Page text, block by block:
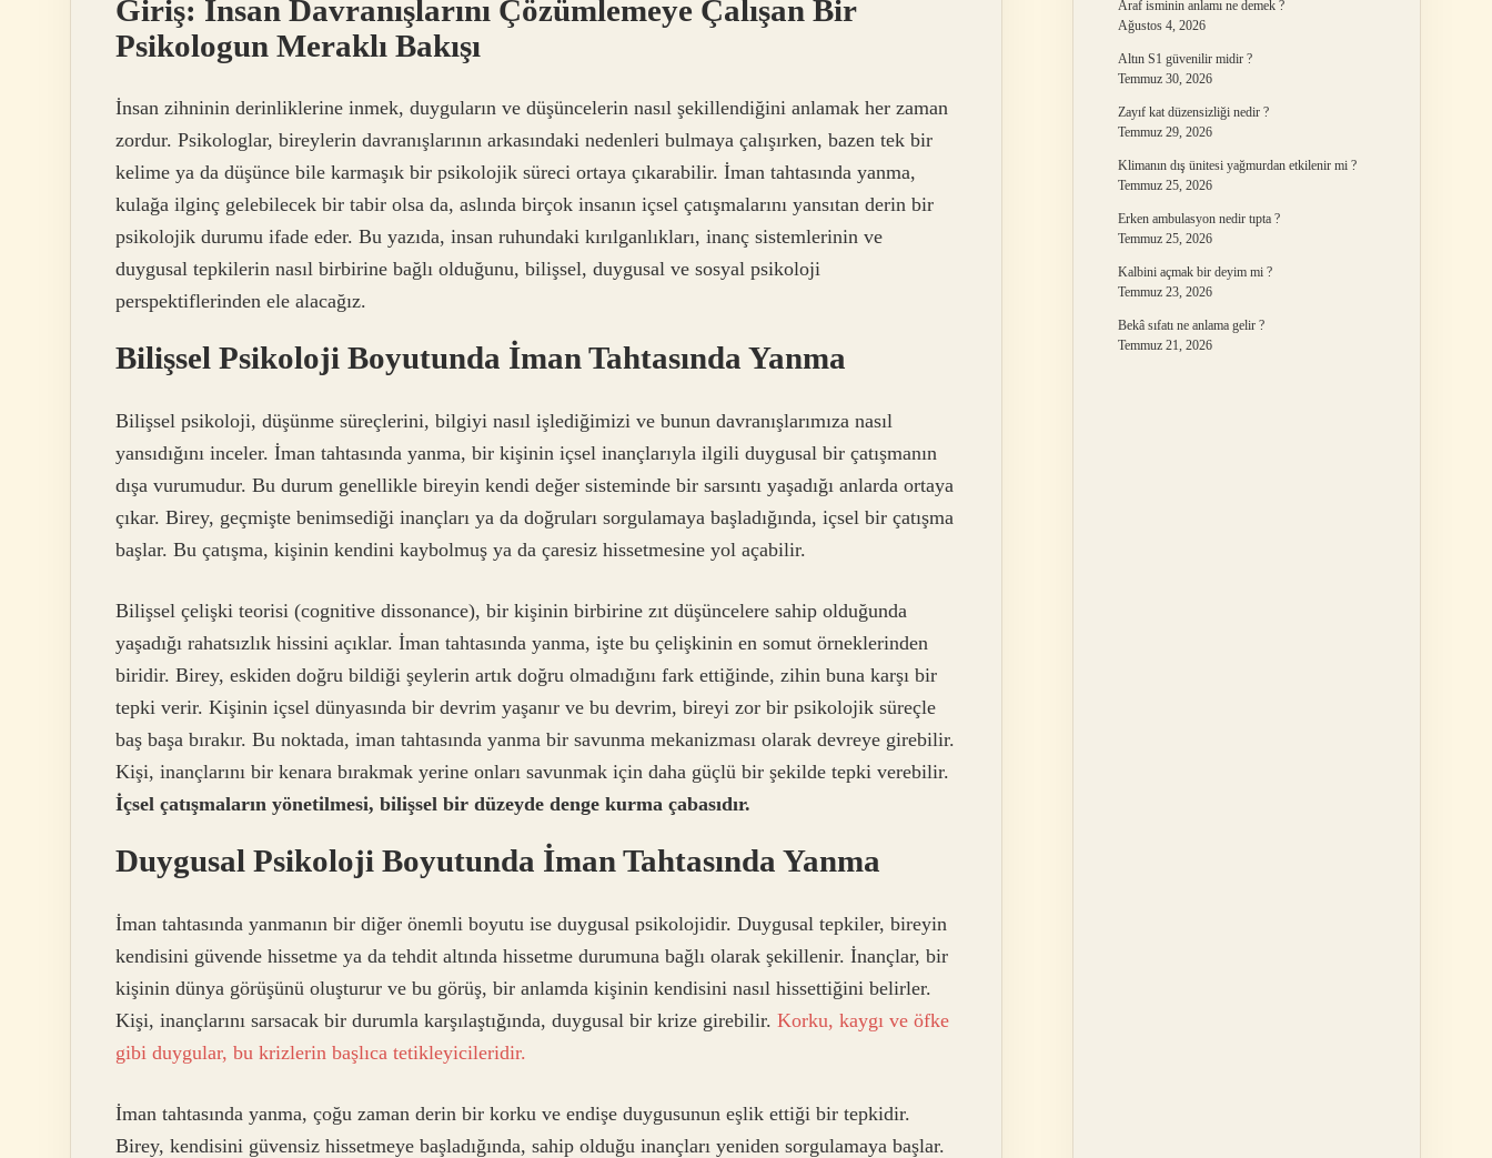
Giriş: İnsan Davranışlarını Çözümlemeye Çalışan Bir
Psikologun Meraklı Bakışı
İnsan zihninin derinliklerine inmek, duyguların ve düşüncelerin nasıl şekillendiğini anlamak her zaman
zordur. Psikologlar, bireylerin davranışlarının arkasındaki nedenleri bulmaya çalışırken, bazen tek bir
kelime ya da düşünce bile karmaşık bir psikolojik süreci ortaya çıkarabilir. İman tahtasında yanma,
kulağa ilginç gelebilecek bir tabir olsa da, aslında birçok insanın içsel çatışmalarını yansıtan derin bir
psikolojik durumu ifade eder. Bu yazıda, insan ruhundaki kırılganlıkları, inanç sistemlerinin ve
duygusal tepkilerin nasıl birbirine bağlı olduğunu, bilişsel, duygusal ve sosyal psikoloji
perspektiflerinden ele alacağız.
Bilişsel Psikoloji Boyutunda İman Tahtasında Yanma
Bilişsel psikoloji, düşünme süreçlerini, bilgiyi nasıl işlediğimizi ve bunun davranışlarımıza nasıl
yansıdığını inceler. İman tahtasında yanma, bir kişinin içsel inançlarıyla ilgili duygusal bir çatışmanın
dışa vurumudur. Bu durum genellikle bireyin kendi değer sisteminde bir sarsıntı yaşadığı anlarda ortaya
çıkar. Birey, geçmişte benimsediği inançları ya da doğruları sorgulamaya başladığında, içsel bir çatışma
başlar. Bu çatışma, kişinin kendini kaybolmuş ya da çaresiz hissetmesine yol açabilir.
Bilişsel çelişki teorisi (cognitive dissonance), bir kişinin birbirine zıt düşüncelere sahip olduğunda
yaşadığı rahatsızlık hissini açıklar. İman tahtasında yanma, işte bu çelişkinin en somut örneklerinden
biridir. Birey, eskiden doğru bildiği şeylerin artık doğru olmadığını fark ettiğinde, zihin buna karşı bir
tepki verir. Kişinin içsel dünyasında bir devrim yaşanır ve bu devrim, bireyi zor bir psikolojik süreçle
baş başa bırakır. Bu noktada, iman tahtasında yanma bir savunma mekanizması olarak devreye girebilir.
Kişi, inançlarını bir kenara bırakmak yerine onları savunmak için daha güçlü bir şekilde tepki verebilir.
İçsel çatışmaların yönetilmesi, bilişsel bir düzeyde denge kurma çabasıdır.
Duygusal Psikoloji Boyutunda İman Tahtasında Yanma
İman tahtasında yanmanın bir diğer önemli boyutu ise duygusal psikolojidir. Duygusal tepkiler, bireyin
kendisini güvende hissetme ya da tehdit altında hissetme durumuna bağlı olarak şekillenir. İnançlar, bir
kişinin dünya görüşünü oluşturur ve bu görüş, bir anlamda kişinin kendisini nasıl hissettiğini belirler.
Kişi, inançlarını sarsacak bir durumla karşılaştığında, duygusal bir krize girebilir. Korku, kaygı ve öfke
gibi duygular, bu krizlerin başlıca tetikleyicileridir.
İman tahtasında yanma, çoğu zaman derin bir korku ve endişe duygusunun eşlik ettiği bir tepkidir.
Birey, kendisini güvensiz hissetmeye başladığında, sahip olduğu inançları yeniden sorgulamaya başlar.
Araf isminin anlamı ne demek ?
Ağustos 4, 2026
Altın S1 güvenilir midir ?
Temmuz 30, 2026
Zayıf kat düzensizliği nedir ?
Temmuz 29, 2026
Klimanın dış ünitesi yağmurdan etkilenir mi ?
Temmuz 25, 2026
Erken ambulasyon nedir tıpta ?
Temmuz 25, 2026
Kalbini açmak bir deyim mi ?
Temmuz 23, 2026
Bekâ sıfatı ne anlama gelir ?
Temmuz 21, 2026